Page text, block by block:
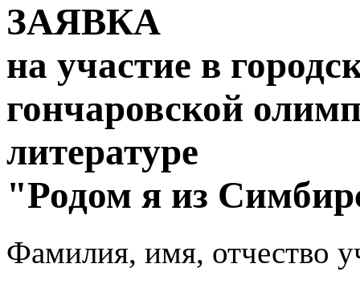
ЗАЯВКА
на участие в
гончаровской
литературе
"Родом я из
Фамилия, имя, отчество